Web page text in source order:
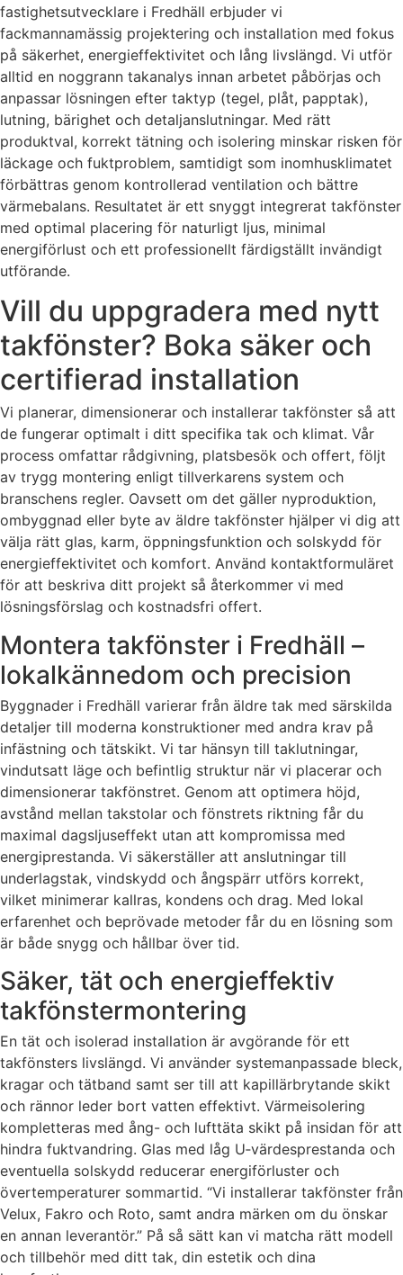
fastighetsutvecklare i Fredhäll erbjuder vi
fackmannamässig projektering och installation med fokus
på säkerhet, energieffektivitet och lång livslängd. Vi utför
alltid en noggrann takanalys innan arbetet påbörjas och
anpassar lösningen efter taktyp (tegel, plåt, papptak),
lutning, bärighet och detaljanslutningar. Med rätt
produktval, korrekt tätning och isolering minskar risken för
läckage och fuktproblem, samtidigt som inomhusklimatet
förbättras genom kontrollerad ventilation och bättre
värmebalans. Resultatet är ett snyggt integrerat takfönster
med optimal placering för naturligt ljus, minimal
energiförlust och ett professionellt färdigställt invändigt
utförande.
Vill du uppgradera med nytt
takfönster? Boka säker och
certifierad installation
Vi planerar, dimensionerar och installerar takfönster så att
de fungerar optimalt i ditt specifika tak och klimat. Vår
process omfattar rådgivning, platsbesök och offert, följt
av trygg montering enligt tillverkarens system och
branschens regler. Oavsett om det gäller nyproduktion,
ombyggnad eller byte av äldre takfönster hjälper vi dig att
välja rätt glas, karm, öppningsfunktion och solskydd för
energieffektivitet och komfort. Använd kontaktformuläret
för att beskriva ditt projekt så återkommer vi med
lösningsförslag och kostnadsfri offert.
Montera takfönster i Fredhäll –
lokalkännedom och precision
Byggnader i Fredhäll varierar från äldre tak med särskilda
detaljer till moderna konstruktioner med andra krav på
infästning och tätskikt. Vi tar hänsyn till taklutningar,
vindutsatt läge och befintlig struktur när vi placerar och
dimensionerar takfönstret. Genom att optimera höjd,
avstånd mellan takstolar och fönstrets riktning får du
maximal dagsljuseffekt utan att kompromissa med
energiprestanda. Vi säkerställer att anslutningar till
underlagstak, vindskydd och ångspärr utförs korrekt,
vilket minimerar kallras, kondens och drag. Med lokal
erfarenhet och beprövade metoder får du en lösning som
är både snygg och hållbar över tid.
Säker, tät och energieffektiv
takfönstermontering
En tät och isolerad installation är avgörande för ett
takfönsters livslängd. Vi använder systemanpassade bleck,
kragar och tätband samt ser till att kapillärbrytande skikt
och rännor leder bort vatten effektivt. Värmeisolering
kompletteras med ång- och lufttäta skikt på insidan för att
hindra fuktvandring. Glas med låg U‑värdesprestanda och
eventuella solskydd reducerar energiförluster och
övertemperaturer sommartid. “Vi installerar takfönster från
Velux, Fakro och Roto, samt andra märken om du önskar
en annan leverantör.” På så sätt kan vi matcha rätt modell
och tillbehör med ditt tak, din estetik och dina